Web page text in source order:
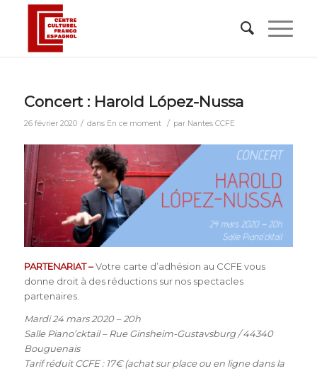
Concert : Harold López-Nussa
26 février 2020 / dans En ce moment / par Nantes CCFE
PARTENARIAT –Votre carte d’adhésion au CCFE vous
donne droit à des réductions sur nos spectacles
partenaires.
Mardi 24 mars 2020 – 20h
Salle Piano’cktail – Rue Ginsheim-Gustavsburg / 44340
Bouguenais
Tarif réduit CCFE : 17€ (achat sur place ou en ligne dans la